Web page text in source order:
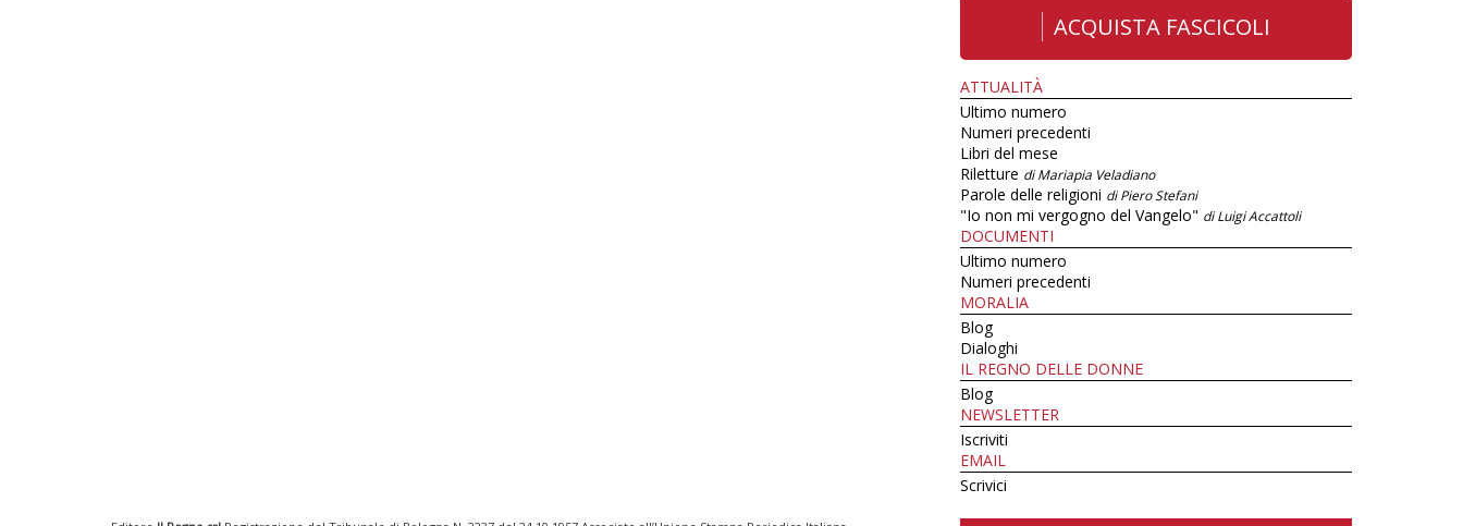
ACQUISTA FASCICOLI
ATTUALITÀ
Ultimo numero
Numeri precedenti
Libri del mese
Riletture di Mariapia Veladiano
Parole delle religioni di Piero Stefani
"Io non mi vergogno del Vangelo" di Luigi Accattoli
DOCUMENTI
Ultimo numero
Numeri precedenti
MORALIA
Blog
Dialoghi
IL REGNO DELLE DONNE
Blog
NEWSLETTER
Iscriviti
EMAIL
Scrivici